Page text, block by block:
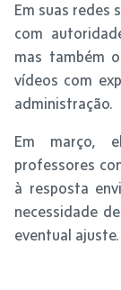
Em suas redes
com
mas também
vídeos com
administração.
Em março,
professores
à resposta
necessidade
eventual ajuste.